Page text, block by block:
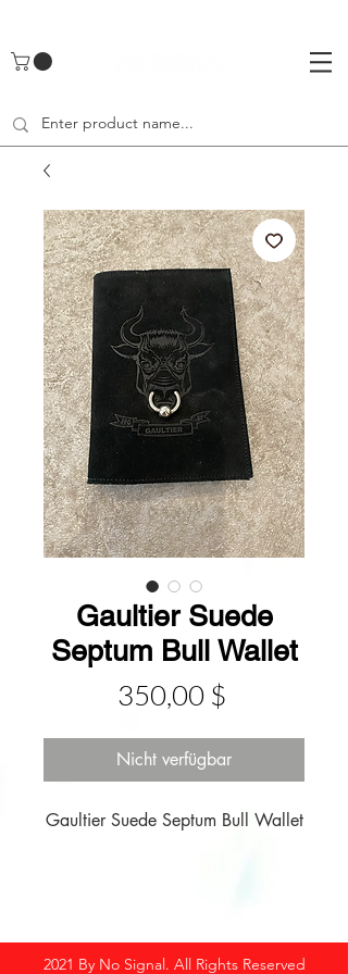
Gaultier Suede
Septum Bull Wallet
350,00 $Preis
Nicht verfügbar
Gaultier Suede Septum Bull Wallet
2021 By No Signal. All Rights Reserved